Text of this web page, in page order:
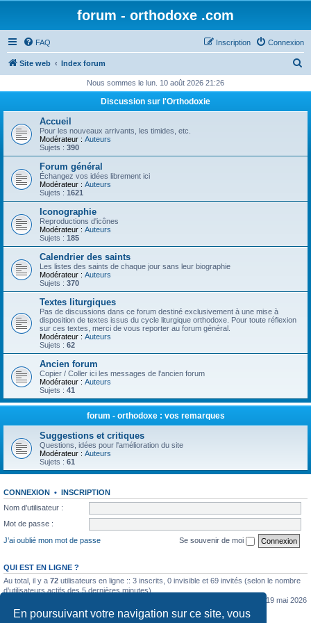
En poursuivant votre navigation sur ce site, vous
forum - orthodoxe .com
FAQ Connexion
Inscription
Site web Index forum
h
Nous sommes le lun. 10 août 2026 21:26
Discussion sur l'Orthodoxie
Accueil
Pour les nouveaux arrivants, les timides, etc.
Modérateur : Auteurs
Sujets : 390
Forum général
Échangez vos idées librement ici
Modérateur : Auteurs
Sujets : 1621
Iconographie
Reproductions d'icônes
Modérateur : Auteurs
Sujets : 185
Calendrier des saints
Les listes des saints de chaque jour sans leur biographie
Modérateur : Auteurs
Sujets : 370
Textes liturgiques
Pas de discussions dans ce forum destiné exclusivement à une mise à
disposition de textes issus du cycle liturgique orthodoxe. Pour toute réflexion
sur ces textes, merci de vous reporter au forum général.
Modérateur : Auteurs
Sujets : 62
Ancien forum
Copier / Coller ici les messages de l'ancien forum
Modérateur : Auteurs
Sujets : 41
forum - orthodoxe : vos remarques
Suggestions et critiques
Questions, idées pour l'amélioration du site
Modérateur : Auteurs
Sujets : 61
CONNEXION • INSCRIPTION
Nom d’utilisateur :
Mot de passe :
J’ai oublié mon mot de passe
Se souvenir de moi
QUI EST EN LIGNE ?
Au total, il y a 72 utilisateurs en ligne :: 3 inscrits, 0 invisible et 69 invités (selon le nombre
d’utilisateurs actifs des 5 dernières minutes)
le mar. 19 mai 2026
0:07